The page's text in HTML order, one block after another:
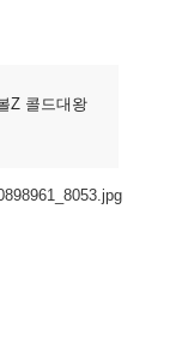
Z 콜드대왕